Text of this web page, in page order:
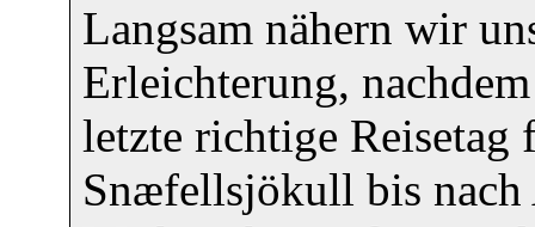
Langsam nähern wir
Erleichterung,
letzte richtige Reisetag
Snæfellsjökull bis nach